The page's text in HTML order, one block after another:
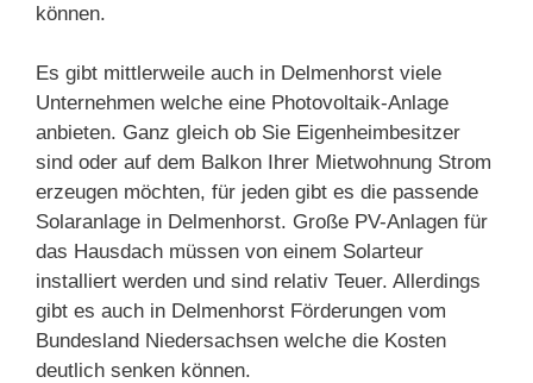
können.
Es gibt mittlerweile auch in Delmenhorst viele
Unternehmen welche eine Photovoltaik-Anlage
anbieten. Ganz gleich ob Sie Eigenheimbesitzer
sind oder auf dem Balkon Ihrer Mietwohnung Strom
erzeugen möchten, für jeden gibt es die passende
Solaranlage in Delmenhorst. Große PV-Anlagen für
das Hausdach müssen von einem Solarteur
installiert werden und sind relativ Teuer. Allerdings
gibt es auch in Delmenhorst Förderungen vom
Bundesland Niedersachsen welche die Kosten
deutlich senken können.